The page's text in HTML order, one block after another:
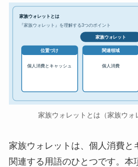
家族ウォレットとは
『家族ウォレット』を理解する3つのポイント
家族ウォレット
位置づけ
個人消費とキャッシュ
関連領域
個人消費
家族ウォレットとは（家族ウォ
家族ウォレットは、個人消費と
関連する用語のひとつです。本